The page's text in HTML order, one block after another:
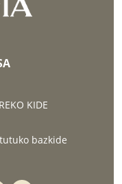
KIDE
bazkide